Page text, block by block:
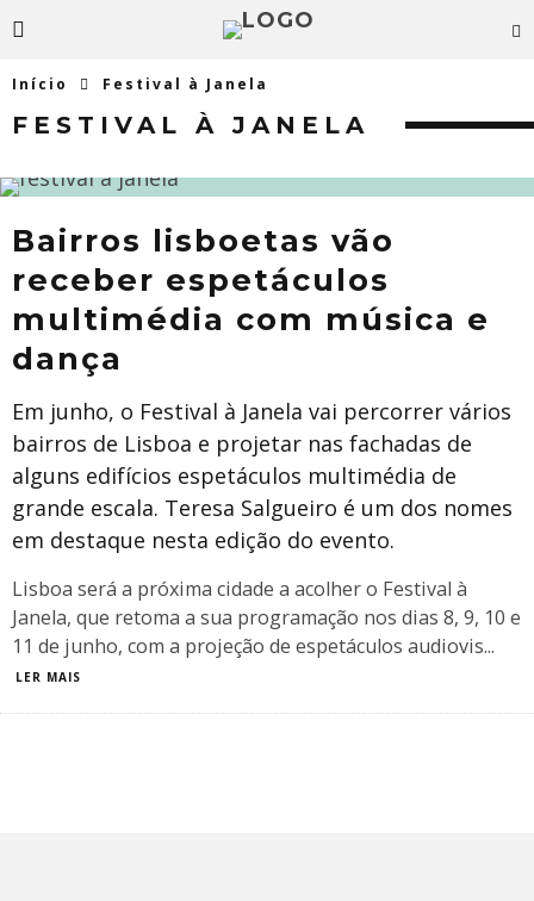
Início Festival à Janela
FESTIVAL À JANELA
Bairros lisboetas vão
receber espetáculos
multimédia com música e
dança
Em junho, o Festival à Janela vai percorrer vários
bairros de Lisboa e projetar nas fachadas de
alguns edifícios espetáculos multimédia de
grande escala. Teresa Salgueiro é um dos nomes
em destaque nesta edição do evento.
Lisboa será a próxima cidade a acolher o Festival à
Janela, que retoma a sua programação nos dias 8, 9, 10 e
11 de junho, com a projeção de espetáculos audiovis...
LER MAIS